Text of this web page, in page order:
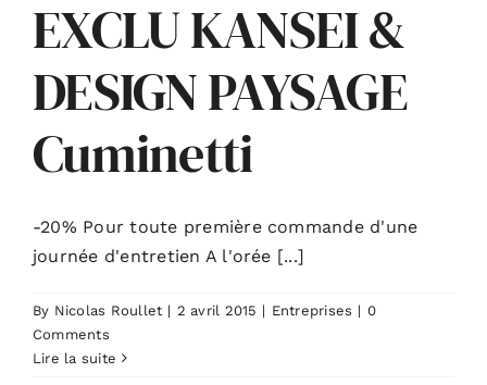
EXCLU KANSEI &
DESIGN PAYSAGE
Cuminetti
-20% Pour toute première commande d'une
journée d'entretien A l'orée [...]
By Nicolas Roullet | 2 avril 2015 | Entreprises | 0
Comments
Lire la suite
ACTUALITÉS